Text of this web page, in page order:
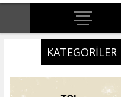
KATEGORILER